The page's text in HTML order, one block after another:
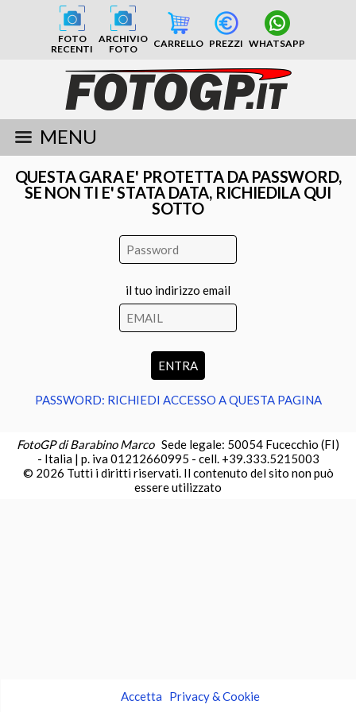
FOTO
RECENTI
ARCHIVIO
FOTO
CARRELLO PREZZI WHATSAPP
MENU
QUESTA GARA E' PROTETTA DA PASSWORD,
SE NON TI E' STATA DATA, RICHIEDILA QUI
SOTTO
il tuo indirizzo email
PASSWORD: RICHIEDI ACCESSO A QUESTA PAGINA
FotoGP di Barabino Marco Sede legale: 50054 Fucecchio (FI)
- Italia | p. iva 01212660995 - cell. +39.333.5215003
© 2026 Tutti i diritti riservati. Il contenuto del sito non può
essere utilizzato
Accetta Privacy & Cookie